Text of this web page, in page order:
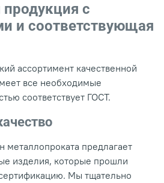
продукция с
и соответствующая
ассортимент качественной
все необходимые
соответствует ГОСТ.
металлопроката предлагает
изделия, которые прошли
Мы тщательно